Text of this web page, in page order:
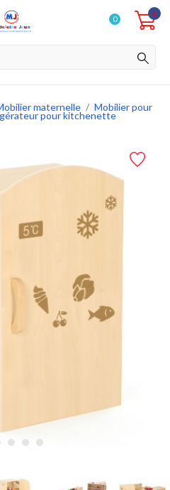
0
0
maternelle Mobilier pour
pour kitchenette